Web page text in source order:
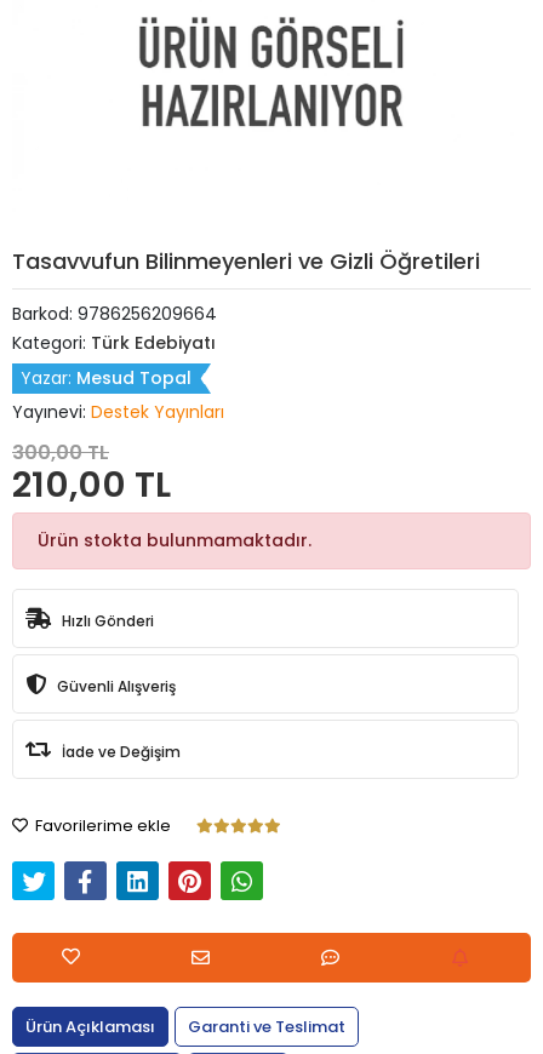
Tasavvufun Bilinmeyenleri ve Gizli Öğretileri
Barkod: 9786256209664
Kategori: Türk Edebiyatı
Yazar: Mesud Topal
Yayınevi: Destek Yayınları
300,00 TL
210,00 TL
Ürün stokta bulunmamaktadır.
Hızlı Gönderi
Güvenli Alışveriş
İade ve Değişim
Favorilerime ekle
Ürün Açıklaması
Garanti ve Teslimat